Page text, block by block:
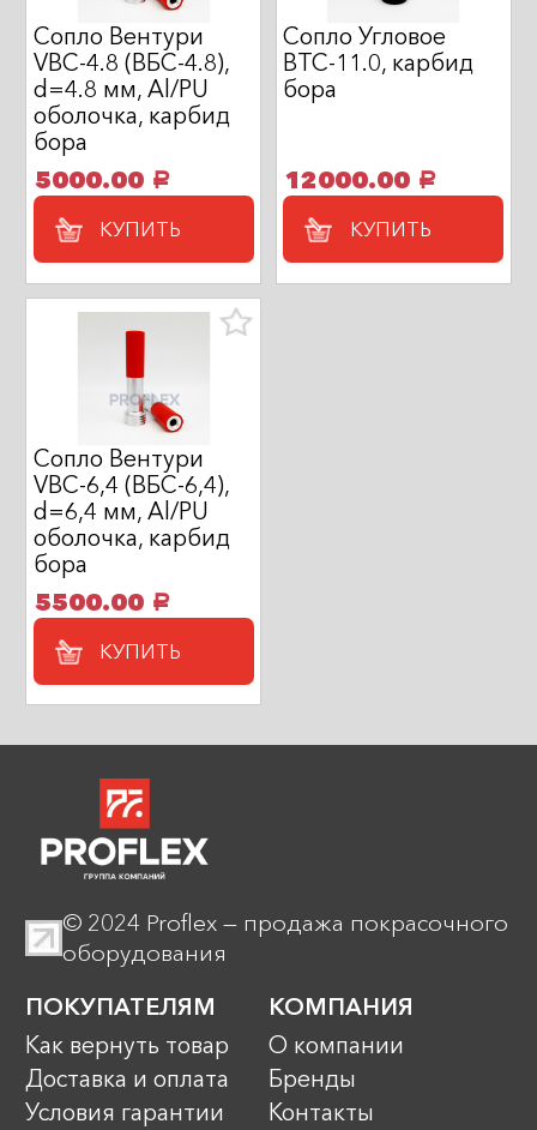
Сопло Вентури
VBC-4.8 (ВБС-4.8),
d=4.8 мм, Al/PU
оболочка, карбид
бора
5000.00 a
КУПИТЬ
Сопло Угловое
BTC-11.0, карбид
бора
12000.00 a
КУПИТЬ
Сопло Вентури
VBC-6,4 (ВБС-6,4),
d=6,4 мм, Al/PU
оболочка, карбид
бора
5500.00 a
КУПИТЬ
© 2024 Proflex — продажа покрасочного
оборудования
ПОКУПАТЕЛЯМ
Как вернуть товар
Доставка и оплата
Условия гарантии
КОМПАНИЯ
О компании
Бренды
Контакты